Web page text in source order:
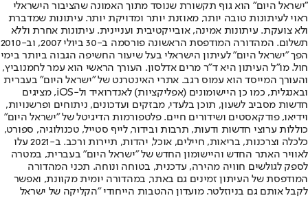
"ישראל היום" הוא גוף תקשורת שנוסד מתוך האמונה שהציבור הישראלי
ראוי לעיתונות טובה יותר, מאוזנת יותר ומדויקת יותר. עיתונות שמדברת
ולא צועקת. עיתונות אמינה, אובייקטיבית ועניינית. עיתונות אחרת וללא
תשלום. המהדורה המודפסת הראשונה פורסמה ב-30 ביולי 2007, וב-2010
הפך "ישראל היום" לעיתון הישראלי בעל שיעור החשיפה הגבוה ביותר בימי
חול. מו"ל העיתון היא ד"ר מרים אדלסון. העורך הראשי הוא עמר לחמנוביץ,
והעורך המייסד הוא עמוס רגב. אתרי האינטרנט של "ישראל היום" בעברית
ובאנגלית, כמו כן היישומונים (אפליקציות) לאנדרואיד ול-iOS, מציגים
חדשות מסביב לשעון, תוכן בלעדי, מבזקים ועדכונים, ניתוחים ופרשנויות,
וידיאו, פודקאסטים ושידורים חיים. פלטפורמות הדיגיטל של "ישראל היום"
כוללות ערוצי חדשות ודעות, תרבות ובידור, לייף סטייל, טכנולוגיה, ספורט,
כלכלה וצרכנות, בריאות, חיילים, אוכל, יהדות, תיירות ורכב. ב-2021 עלו
לאוויר האתר החדש והיישומון החדש של "ישראל היום" בעברית, במטרה
לספק לגולשים חוויה מהירה, עדכנית, בטוחה ונוחה. תכני המהדורה
המודפסת של העיתון זמינים גם באתר, במהדורה יומית מקוונת, ואפשר
לקבל אותם גם בניוזלטר. מועדון ההטבות הייחודי "הקליקה של ישראל